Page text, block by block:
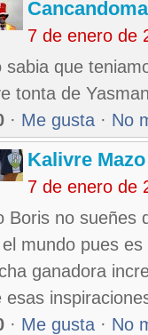
7 de enero de
sabia que
tonta de
· Me gusta · No
Kalivre
7 de enero de
Boris no sueñes
mundo pues
ganadora
esas
· Me gusta · No